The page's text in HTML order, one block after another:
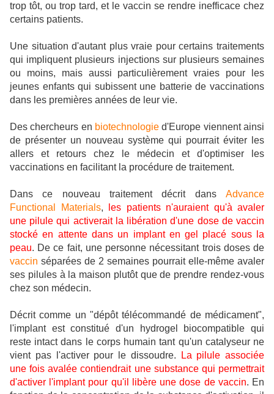
trop tôt, ou trop tard, et le vaccin se rendre inefficace chez
certains patients.
Une situation d'autant plus vraie pour certains traitements
qui impliquent plusieurs injections sur plusieurs semaines
ou moins, mais aussi particulièrement vraies pour les
jeunes enfants qui subissent une batterie de vaccinations
dans les premières années de leur vie.
Des chercheurs en biotechnologie d'Europe viennent ainsi
de présenter un nouveau système qui pourrait éviter les
allers et retours chez le médecin et d'optimiser les
vaccinations en facilitant la procédure de traitement.
Dans ce nouveau traitement décrit dans
Advance
Functional Materials,
les patients n'auraient qu'à avaler
une pilule qui activerait la libération d'une dose de vaccin
stocké en attente dans un implant en gel placé sous la
peau. De ce fait, une personne nécessitant trois doses de
vaccin séparées de 2 semaines pourrait elle-même avaler
ses pilules à la maison plutôt que de prendre rendez-vous
chez son médecin.
Décrit comme un "dépôt télécommandé de médicament",
l'implant est constitué d'un hydrogel biocompatible qui
reste intact dans le corps humain tant qu'un catalyseur ne
vient pas l'activer pour le dissoudre.
La pilule associée
une fois avalée contiendrait une substance qui permettrait
d'activer l'implant pour qu'il libère une dose de vaccin. En